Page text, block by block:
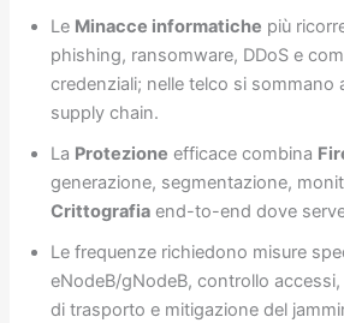
Le Minacce informatiche più
phishing, ransomware, DDoS e
credenziali; nelle telco si sommano
supply chain.
La Protezione efficace combina
generazione, segmentazione,
Crittografia end-to-end dove
Le frequenze richiedono misure
eNodeB/gNodeB, controllo
di trasporto e mitigazione del